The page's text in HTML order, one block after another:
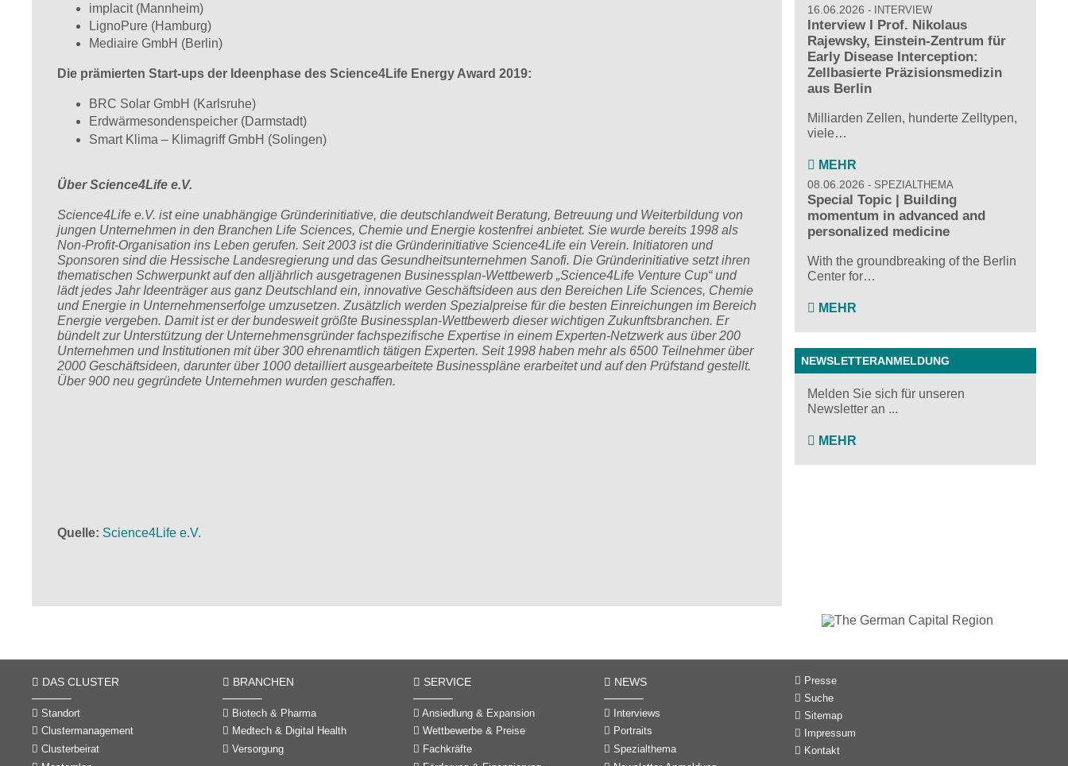
implacit (Mannheim)
LignoPure (Hamburg)
Mediaire GmbH (Berlin)
Die prämierten Start-ups der Ideenphase des Science4Life Energy Award 2019:
BRC Solar GmbH (Karlsruhe)
Erdwärmesondenspeicher (Darmstadt)
Smart Klima – Klimagriff GmbH (Solingen)
Über Science4Life e.V.
Science4Life e.V. ist eine unabhängige Gründerinitiative, die deutschlandweit Beratung, Betreuung und Weiterbildung von
jungen Unternehmen in den Branchen Life Sciences, Chemie und Energie kostenfrei anbietet. Sie wurde bereits 1998 als
Non-Profit-Organisation ins Leben gerufen. Seit 2003 ist die Gründerinitiative Science4Life ein Verein. Initiatoren und
Sponsoren sind die Hessische Landesregierung und das Gesundheitsunternehmen Sanofi. Die Gründerinitiative setzt ihren
thematischen Schwerpunkt auf den alljährlich ausgetragenen Businessplan-Wettbewerb „Science4Life Venture Cup“ und
lädt jedes Jahr Ideenträger aus ganz Deutschland ein, innovative Geschäftsideen aus den Bereichen Life Sciences, Chemie
und Energie in Unternehmenserfolge umzusetzen. Zusätzlich werden Spezialpreise für die besten Einreichungen im Bereich
Energie vergeben. Damit ist er der bundesweit größte Businessplan-Wettbewerb dieser wichtigen Zukunftsbranchen. Er
bündelt zur Unterstützung der Unternehmensgründer fachspezifische Expertise in einem Experten-Netzwerk aus über 200
Unternehmen und Institutionen mit über 300 ehrenamtlich tätigen Experten. Seit 1998 haben mehr als 6500 Teilnehmer über
2000 Geschäftsideen, darunter über 1000 detailliert ausgearbeitete Businesspläne erarbeitet und auf den Prüfstand gestellt.
Über 900 neu gegründete Unternehmen wurden geschaffen.
Quelle Science4Life e.V.
16.06.2026 INTERVIEW
Interview I Prof. Nikolaus
Rajewsky, Einstein-Zentrum für
Early Disease Interception:
Zellbasierte Präzisionsmedizin
aus Berlin
Milliarden Zellen, hunderte Zelltypen,
viele…
MEHR
08.06.2026 SPEZIALTHEMA
Special Topic | Building
momentum in advanced and
personalized medicine
With the groundbreaking of the Berlin
Center for…
MEHR
NEWSLETTERANMELDUNG
Melden Sie sich für unseren
Newsletter an ...
MEHR
DAS CLUSTER
Standort
Clustermanagement
Clusterbeirat
BRANCHEN
Biotech & Pharma
Medtech & Digital Health
Versorgung
SERVICE
Ansiedlung & Expansion
Wettbewerbe & Preise
Fachkräfte
NEWS
Interviews
Portraits
Spezialthema
Presse
Suche
Sitemap
Impressum
Kontakt